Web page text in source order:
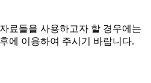
료들을 사용하고자 할 경우에는
에 이용하여 주시기 바랍니다.